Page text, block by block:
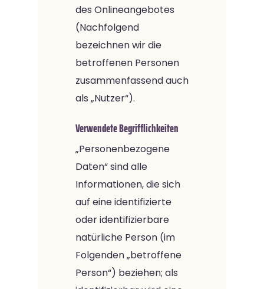
des Onlineangebotes
(Nachfolgend
bezeichnen wir die
betroffenen Personen
zusammenfassend auch
als „Nutzer“).
Verwendete Begrifflichkeiten
„Personenbezogene
Daten“ sind alle
Informationen, die sich
auf eine identifizierte
oder identifizierbare
natürliche Person (im
Folgenden „betroffene
Person“) beziehen; als